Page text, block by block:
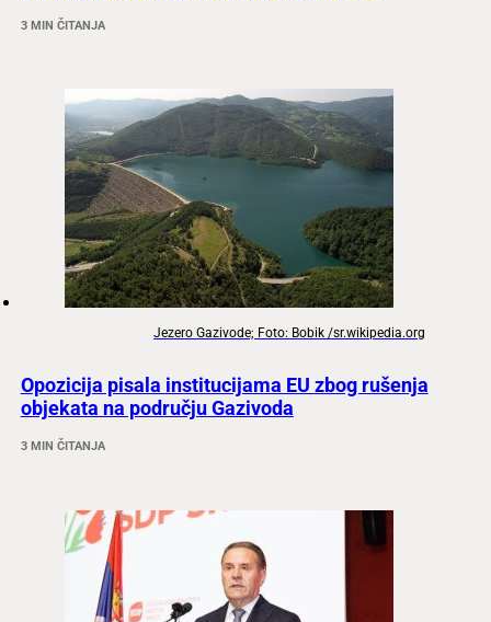
3 MIN ČITANJA
Jezero Gazivode; Foto: Bobik /sr.wikipedia.org
Opozicija pisala institucijama EU zbog rušenja
objekata na području Gazivoda
3 MIN ČITANJA